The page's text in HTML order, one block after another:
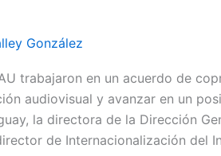
González
trabajaron en un acuerdo de
audiovisual y avanzar en un
la directora de la Dirección
de Internacionalización del